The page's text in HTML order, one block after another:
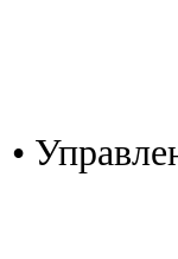
•